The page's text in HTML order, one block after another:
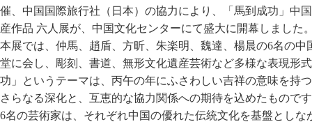
催、中国国際旅行社（日本）の協力により、「馬到成功」中
産作品 六人展が、中国文化センターにて盛大に開幕しました
本展では、仲馬、趙盾、方昕、朱楽明、魏達、楊晨の6名の
堂に会し、彫刻、書道、無形文化遺産芸術など多様な表現形
功」というテーマは、丙午の年にふさわしい吉祥の意味を持
さらなる深化と、互恵的な協力関係への期待を込めたもので
6名の芸術家は、それぞれ中国の優れた伝統文化を基盤とし